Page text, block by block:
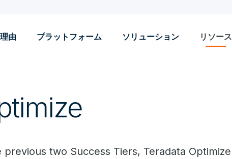
由 プラットフォーム ソリューション リソース
two Success Tiers, Teradata Optimize